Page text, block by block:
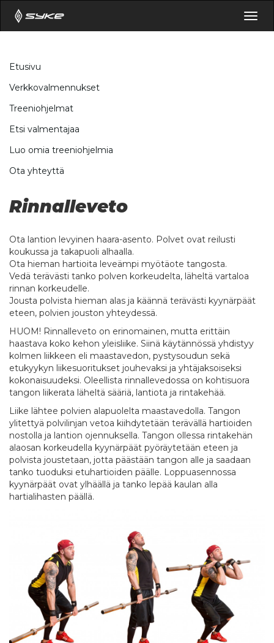
Etusivu
Verkkovalmennukset
Treeniohjelmat
Etsi valmentajaa
Luo omia treeniohjelmia
Ota yhteyttä
Rinnalleveto
Ota lantion levyinen haara-asento. Polvet ovat reilusti
koukussa ja takapuoli alhaalla.
Ota hieman hartioita leveämpi myötäote tangosta.
Vedä terävästi tanko polven korkeudelta, läheltä vartaloa
rinnan korkeudelle.
Jousta polvista hieman alas ja käännä terävästi kyynärpäät
eteen, polvien jouston yhteydessä.
HUOM! Rinnalleveto on erinomainen, mutta erittäin
haastava koko kehon yleisliike. Siinä käytännössä yhdistyy
kolmen liikkeen eli maastavedon, pystysoudun sekä
etukyykyn liikesuoritukset jouhevaksi ja yhtäjaksoiseksi
kokonaisuudeksi. Oleellista rinnallevedossa on kohtisuora
tangon liikerata läheltä sääriä, lantiota ja rintakehää.
Liike lähtee polvien alapuolelta maastavedolla. Tangon
ylitettyä polvilinjan vetoa kiihdytetään terävällä hartioiden
nostolla ja lantion ojennuksella. Tangon ollessa rintakehän
alaosan korkeudella kyynärpäät pyöräytetään eteen ja
polvista joustetaan, jotta päästään tangon alle ja saadaan
tanko tuoduksi etuhartioiden päälle. Loppuasennossa
kyynärpäät ovat ylhäällä ja tanko lepää kaulan alla
hartialihasten päällä.